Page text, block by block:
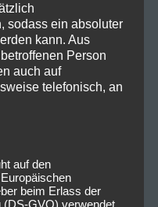
Rain &
@Der
… vor
2022 im Der
sodass ein absoluter
kann. Aus
Person
auch auf
telefonisch, an
auf den
beim Erlass der
(DS-GVO) verwendet